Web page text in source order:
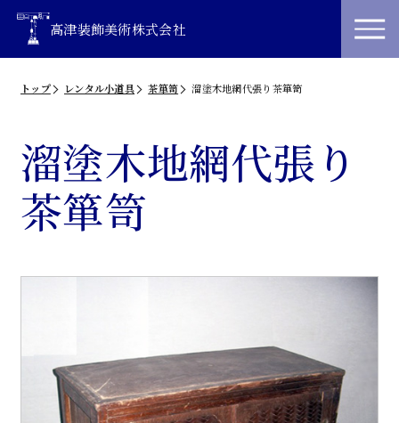
高津装飾美術株式会社
トップ レンタル小道具 茶箪笥 溜塗木地網代張り茶箪笥
溜塗木地網代張り
茶箪笥